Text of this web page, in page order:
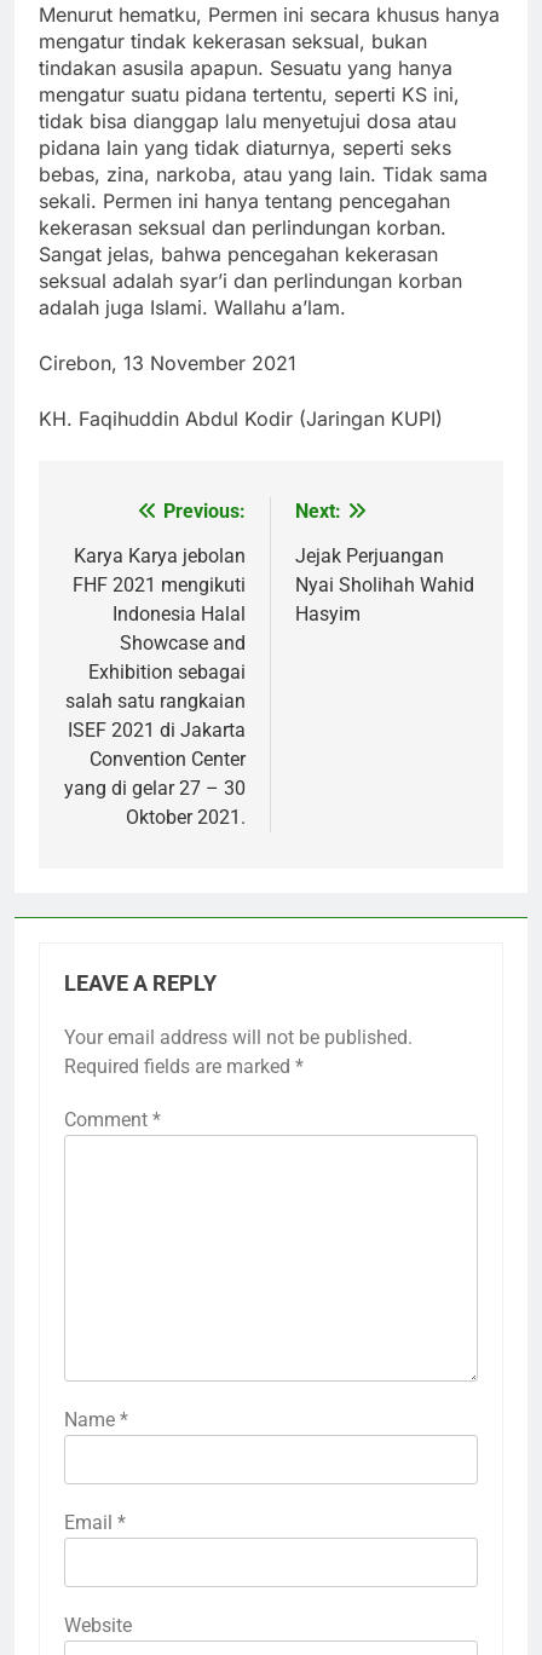
Menurut hematku, Permen ini secara khusus hanya
mengatur tindak kekerasan seksual, bukan
tindakan asusila apapun. Sesuatu yang hanya
mengatur suatu pidana tertentu, seperti KS ini,
tidak bisa dianggap lalu menyetujui dosa atau
pidana lain yang tidak diaturnya, seperti seks
bebas, zina, narkoba, atau yang lain. Tidak sama
sekali. Permen ini hanya tentang pencegahan
kekerasan seksual dan perlindungan korban.
Sangat jelas, bahwa pencegahan kekerasan
seksual adalah syar’i dan perlindungan korban
adalah juga Islami. Wallahu a’lam.
Cirebon, 13 November 2021
KH. Faqihuddin Abdul Kodir (Jaringan KUPI)
navigation
Previous:
Karya Karya jebolan
FHF 2021 mengikuti
Indonesia Halal
Showcase and
Exhibition sebagai
salah satu rangkaian
ISEF 2021 di Jakarta
Convention Center
yang di gelar 27 – 30
Oktober 2021.
Next:
Jejak Perjuangan
Nyai Sholihah Wahid
Hasyim
LEAVE A REPLY
Your email address will not be published.
Required fields are marked *
Comment *
Name *
Email *
Website